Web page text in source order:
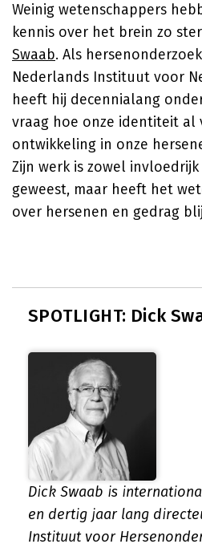
Weinig wetenschappers
kennis over het brein zo
Swaab. Als
Nederlands Instituut voor
heeft hij decennialang
vraag hoe onze identiteit al
ontwikkeling in onze
Zijn werk is zowel
geweest, maar heeft het
over hersenen en gedrag
SPOTLIGHT: Dick
Dick Swaab is
en dertig jaar lang
Instituut voor